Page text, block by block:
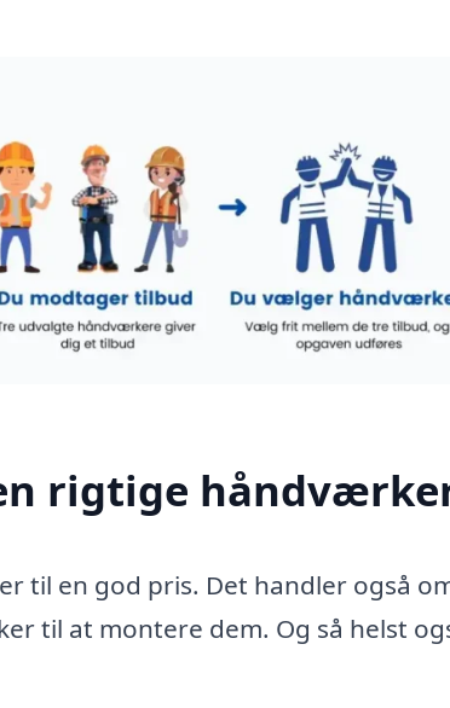
rigtige
til en god pris. Det handler også
til at montere dem. Og så helst